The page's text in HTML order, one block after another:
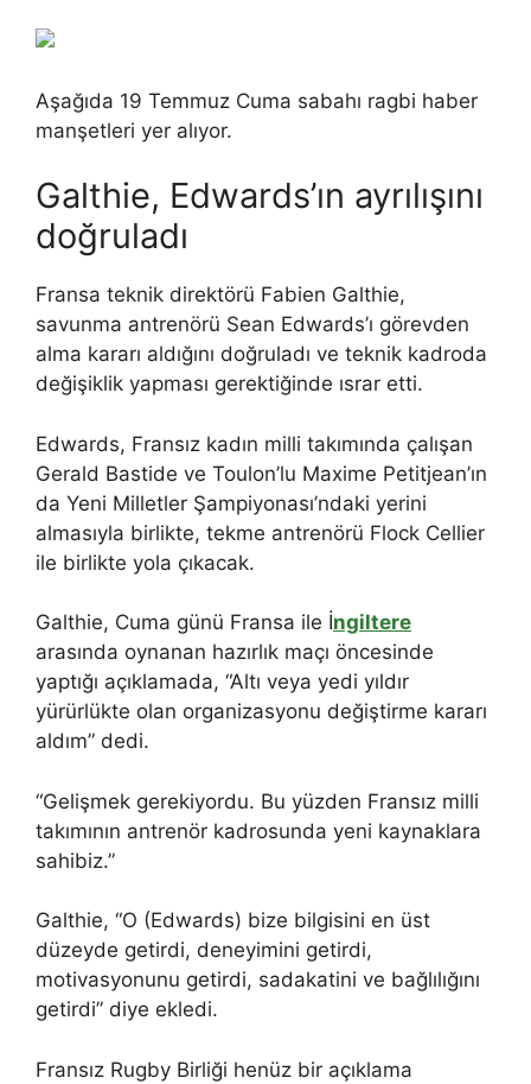
Aşağıda 19 Temmuz Cuma sabahı ragbi haber
manşetleri yer alıyor.
Galthie, Edwards’ın ayrılışını
doğruladı
Fransa teknik direktörü Fabien Galthie,
savunma antrenörü Sean Edwards’ı görevden
alma kararı aldığını doğruladı ve teknik kadroda
değişiklik yapması gerektiğinde ısrar etti.
Edwards, Fransız kadın milli takımında çalışan
Gerald Bastide ve Toulon’lu Maxime Petitjean’ın
da Yeni Milletler Şampiyonası’ndaki yerini
almasıyla birlikte, tekme antrenörü Flock Cellier
ile birlikte yola çıkacak.
Galthie, Cuma günü Fransa ile İngiltere
arasında oynanan hazırlık maçı öncesinde
yaptığı açıklamada, “Altı veya yedi yıldır
yürürlükte olan organizasyonu değiştirme kararı
aldım” dedi.
“Gelişmek gerekiyordu. Bu yüzden Fransız milli
takımının antrenör kadrosunda yeni kaynaklara
sahibiz.”
Galthie, “O (Edwards) bize bilgisini en üst
düzeyde getirdi, deneyimini getirdi,
motivasyonunu getirdi, sadakatini ve bağlılığını
getirdi” diye ekledi.
Fransız Rugby Birliği henüz bir açıklama